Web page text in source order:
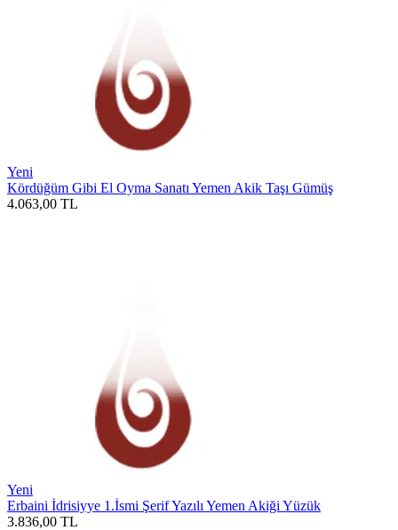
Yeni
Kördüğüm Gibi El Oyma Sanatı Yemen Akik Taşı Gümüş
4.063,00 TL
Yeni
Erbaini İdrisiyye 1.İsmi Şerif Yazılı Yemen Akiği Yüzük
3.836,00 TL